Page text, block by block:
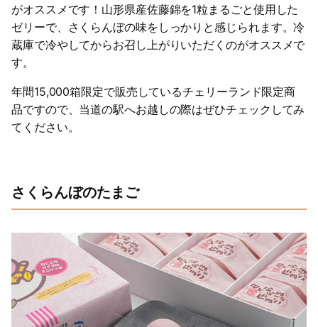
がオススメです！山形県産佐藤錦を1粒まるごと使用した
ゼリーで、さくらんぼの味をしっかりと感じられます。冷
蔵庫で冷やしてからお召し上がりいただくのがオススメで
す。
年間15,000箱限定で販売しているチェリーランド限定商
品ですので、当道の駅へお越しの際はぜひチェックしてみ
てください。
さくらんぼのたまご